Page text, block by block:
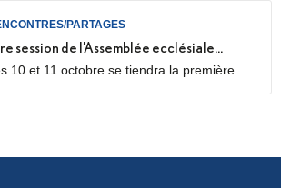
PARTAGES
session de l’Assemblée ecclésiale
10 et 11 octobre se tiendra la première
délégués des neuf diocèses d’Île-de-
se réuniront pour un premier temps de